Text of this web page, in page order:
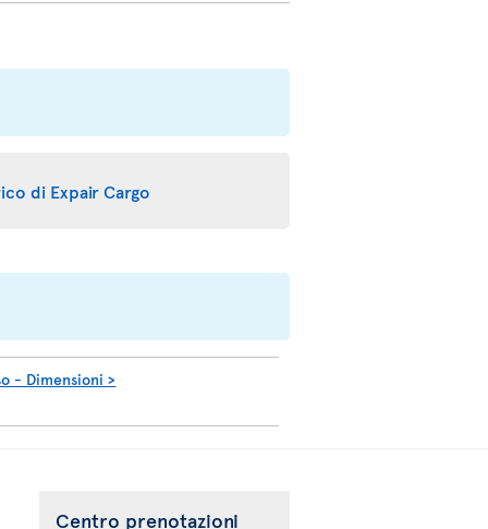
di Expair Cargo
- Dimensioni>
Centro prenotazioni